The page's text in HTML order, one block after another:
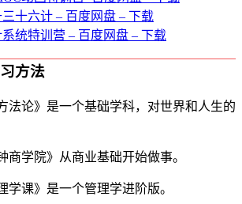
十六计 – 百度网盘 – 下载
统特训营 – 百度网盘 – 下载
方法
法论》是一个基础学科，对世界和人生的
商学院》从商业基础开始做事。
学课》是一个管理学进阶版。